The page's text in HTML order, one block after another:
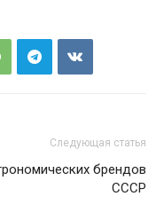
Следующая статья
брендов
СССР